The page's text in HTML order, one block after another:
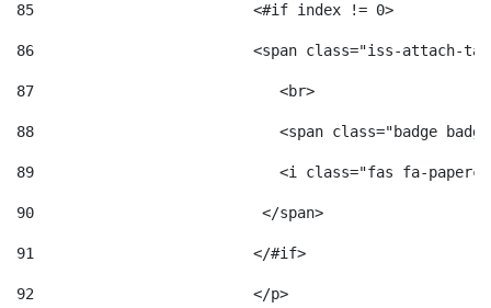
85
                         <#if index != 0>
86
<span class="iss-attach-
87
                            <br>
88
<span class="badge
89
<i class="fas fa-
90
</
91
</
92
                         </p>